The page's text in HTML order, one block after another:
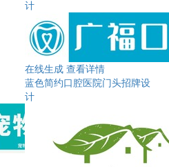
计
在线生成 查看详情
蓝色简约口腔医院门头招牌设
计